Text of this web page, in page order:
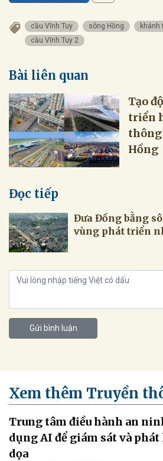
cầu Vĩnh Tuy sông Hồng
khánh
cầu Vĩnh Tuy 2
Bài liên quan
Tạo
triển
thông
Hồng
Đọc tiếp
Đưa Đồng bằng
vùng phát triển
Gửi bình luận
Xem thêm Truyền
Trung tâm điều hành an
dụng AI để giám sát và
dọa